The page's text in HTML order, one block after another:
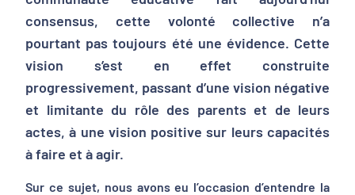
consensus, cette volonté collective n’a
pourtant pas toujours été une évidence. Cette
vision s’est en effet construite
progressivement, passant d’une vision négative
et limitante du rôle des parents et de leurs
actes, à une vision positive sur leurs capacités
à faire et à agir.
Sur ce sujet, nous avons eu l’occasion d’entendre la